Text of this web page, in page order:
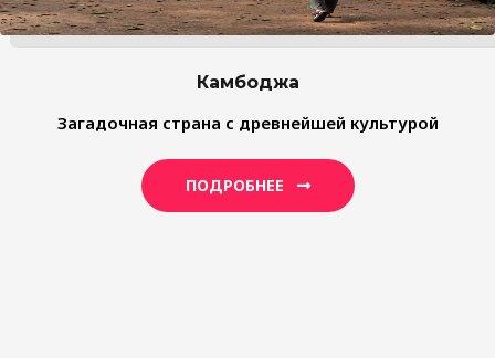
Камбоджа
Загадочная страна с древнейшей культурой
ПОДРОБНЕЕ